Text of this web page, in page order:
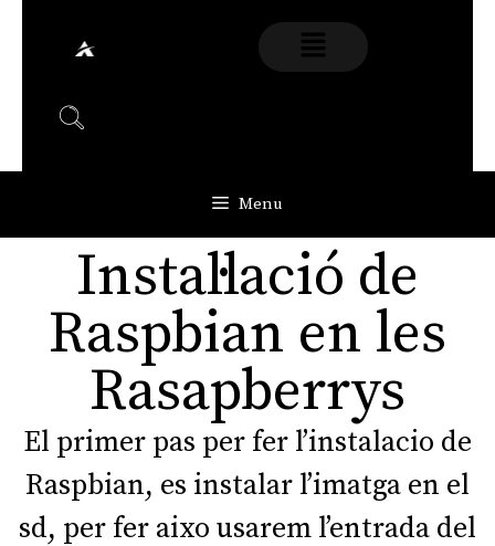
Menu
Instal·lació de
Raspbian en les
Rasapberrys
El primer pas per fer l’instalacio de
Raspbian, es instalar l’imatga en el
sd, per fer aixo usarem l’entrada del